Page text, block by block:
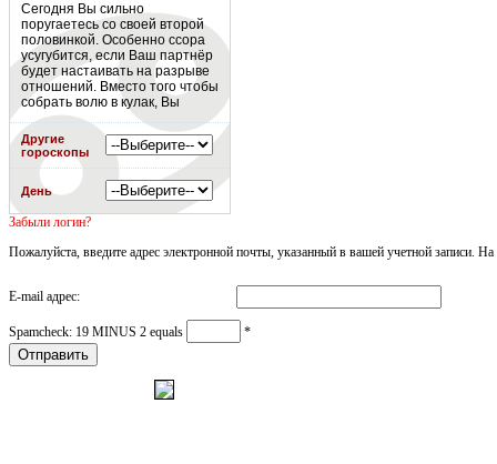
Сегодня Вы сильно
поругаетесь со своей второй
половинкой. Особенно ссора
усугубится, если Ваш партнёр
будет настаивать на разрыве
отношений. Вместо того чтобы
собрать волю в кулак, Вы
ничего не предпримете. Есть
риск, что сегодня Ваш партнёр
уйдёт и Вы не станете его
останавливать. Подробнее
Другие
гороскопы
День
Забыли логин?
Пожалуйста, введите адрес электронной почты, указанный в вашей учетной записи.
E-mail адрес:
Spamcheck: 19 MINUS 2 equals *
Отправить